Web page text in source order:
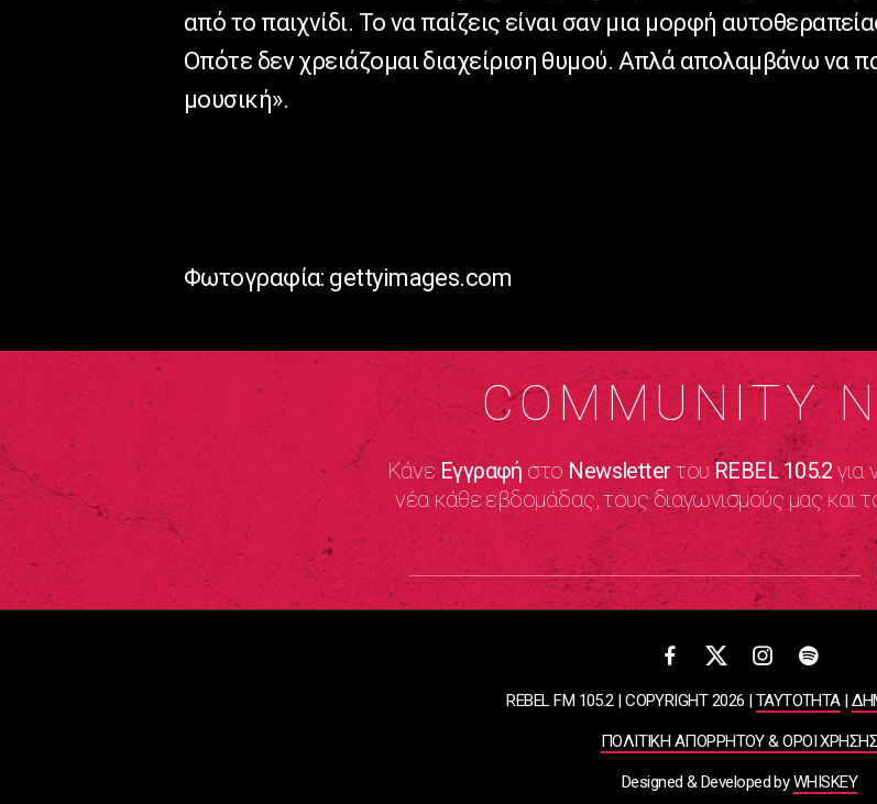
από το παιχνίδι. Το να παίζεις είναι σαν μια μορφή
Οπότε δεν χρειάζομαι διαχείριση θυμού. Απλά απολαμβάνω να
μουσική».
Φωτογραφία: gettyimages.com
COMMUNITY
ΚάνεΕγγραφή στο Newsletter τουREBEL 105.2 για
νέα κάθε εβδομάδας, τους διαγωνισμούς μας και
REBEL FM 105.2 | COPYRIGHT 2026 |ΤΑΥΤΟΤΗΤΑ|
ΠΟΛΙΤΙΚΗ ΑΠΟΡΡΗΤΟΥ & ΟΡΟΙ ΧΡΗΣΗΣ
Designed & Developed byWHISKEY